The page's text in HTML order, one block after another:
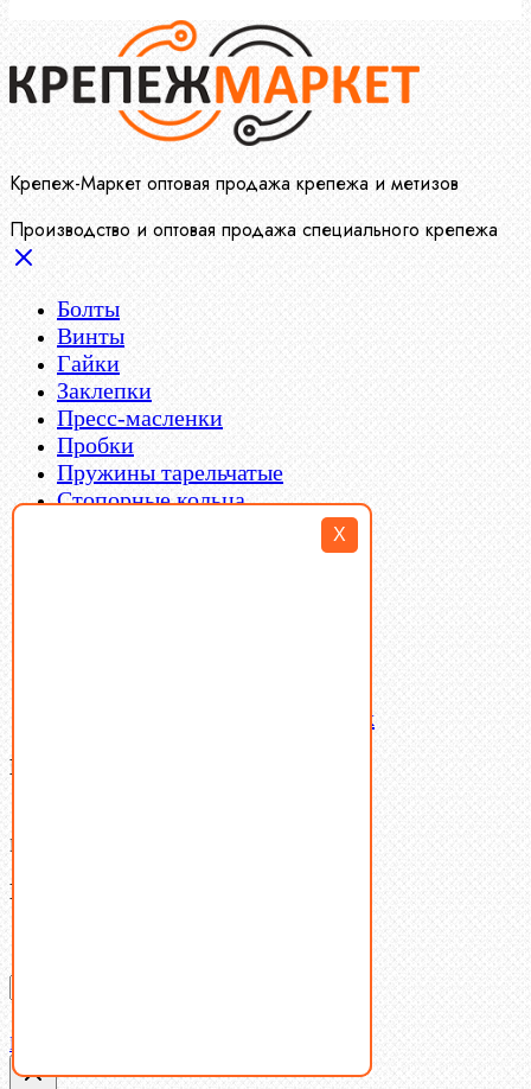
X
Крепеж-Маркет оптовая продажа крепежа и метизов
Производство и оптовая продажа специального крепежа
Болты
Винты
Гайки
Заклепки
Пресс-масленки
Пробки
Пружины тарельчатые
Стопорные кольца
Латунный и бронзовый крепеж
Ваша корзина
В корзине нет товаров.
Поиск
Don't show this popup again